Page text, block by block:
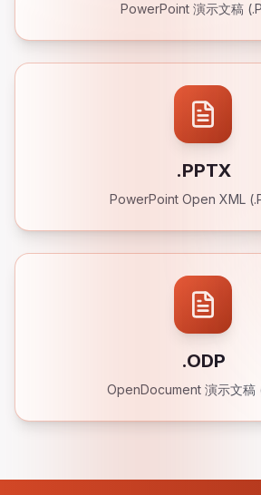
PowerPoint 演示文稿
.PPTX
PowerPoint Open XML
.ODP
OpenDocument 演示文稿